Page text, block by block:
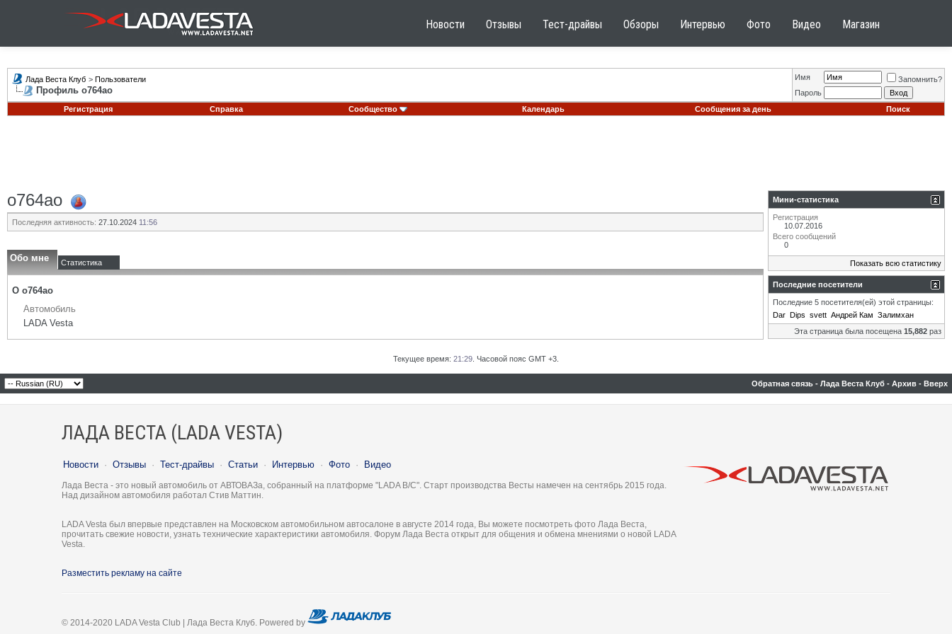
Новости Отзывы Тест-драйвы Обзоры Интервью Фото Видео Магазин
Лада Веста Клуб > Пользователи
Профиль o764ao
Имя
Запомнить?
Пароль
Регистрация
Справка Сообщество Календарь Сообщения за день Поиск
o764ao
Последняя активность: 27.10.2024 11:56
Обо мне Статистика
О o764ao
Автомобиль
LADA Vesta
Мини-статистика
Регистрация
10.07.2016
Всего сообщений
0
Показать всю статистику
Последние посетители
Последние 5 посетителя(ей) этой страницы:
Dar Dips svett Андрей Кам Залимхан
Эта страница была посещена 15,882 раз
Текущее время: 21:29 . Часовой пояс GMT +3.
Обратная связь - Лада Веста Клуб - Архив - Вверх
ЛАДА ВЕСТА (LADA VESTA)
Новости · Отзывы · Тест-драйвы · Статьи · Интервью · Фото · Видео
Лада Веста - это новый автомобиль от АВТОВАЗа, собранный на платформе "LADA B/C". Старт производства Весты намечен на сентябрь 2015 года.
Над дизайном автомобиля работал Стив Маттин.
LADA Vesta был впервые представлен на Московском автомобильном автосалоне в августе 2014 года, Вы можете посмотреть фото Лада Веста,
прочитать свежие новости, узнать технические характеристики автомобиля. Форум Лада Веста открыт для общения и обмена мнениями о новой LADA
Vesta.
Разместить рекламу на сайте
© 2014-2020 LADA Vesta Club | Лада Веста Клуб. Powered by